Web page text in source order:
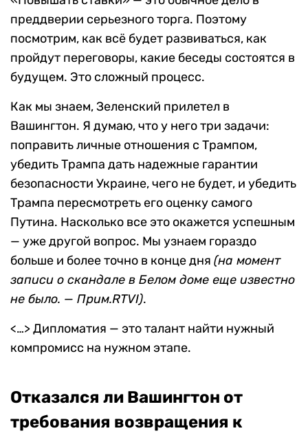
преддверии серьезного торга. Поэтому
посмотрим, как всё будет развиваться, как
пройдут переговоры, какие беседы состоятся в
будущем. Это сложный процесс.
Как мы знаем, Зеленский прилетел в
Вашингтон. Я думаю, что у него три задачи:
поправить личные отношения с Трампом,
убедить Трампа дать надежные гарантии
безопасности Украине, чего не будет, и убедить
Трампа пересмотреть его оценку самого
Путина. Насколько все это окажется успешным
— уже другой вопрос. Мы узнаем гораздо
больше и более точно в конце дня (на момент
записи о скандале в Белом доме еще известно
не было. — Прим.RTVI).
<…> Дипломатия — это талант найти нужный
компромисс на нужном этапе.
Отказался ли Вашингтон от
требования возвращения к